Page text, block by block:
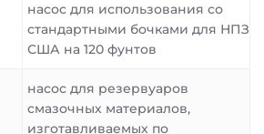
насос для использования со
стандартными бочками для НПЗ
США на 120 фунтов
насос для резервуаров
смазочных материалов,
изготавливаемых по